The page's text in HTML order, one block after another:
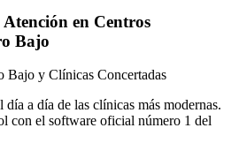
en Centros
Bajo
Bajo y Clínicas Concertadas
a día de las clínicas más modernas.
con el software oficial número 1 del